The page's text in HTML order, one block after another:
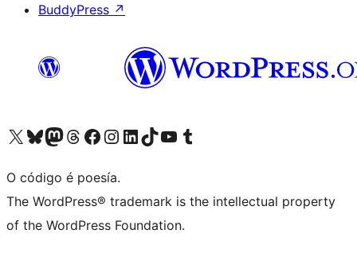
BuddyPress ↗
Visita la cuenta de X (anteriormente Twitter)
Visita a nosa conta de Bluesky
Visita a nosa conta de Mastodon
Visita a nosa conta de Threads
Visita a nosa páxina de Facebook
Visita a nosa conta de Instagram
Visita a nosa conta de LinkedIn
Visita a nosa conta de TikTok
Visita a nosa canle de YouTube
Visita a nosa conta de Tumblr
O código é poesía.
The WordPress® trademark is the intellectual property
of the WordPress Foundation.